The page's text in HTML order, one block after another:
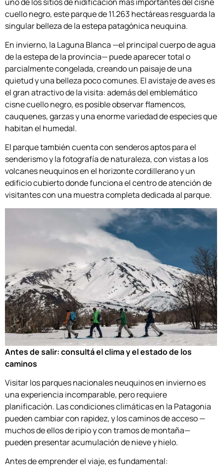
cuello negro, este parque de 11.263 hectáreas resguarda la
singular belleza de la estepa patagónica neuquina.
En invierno, la Laguna Blanca —el principal cuerpo de agua
de la estepa de la provincia— puede aparecer total o
parcialmente congelada, creando un paisaje de una
quietud y una belleza poco comunes. El avistaje de aves es
el gran atractivo de la visita: además del emblemático
cisne cuello negro, es posible observar flamencos,
cauquenes, garzas y una enorme variedad de especies que
habitan el humedal.
El parque también cuenta con senderos aptos para el
senderismo y la fotografía de naturaleza, con vistas a los
volcanes neuquinos en el horizonte cordillerano y un
edificio cubierto donde funciona el centro de atención de
visitantes con una muestra completa dedicada al parque.
Antes de salir: consultá el clima y el estado de los
caminos
Visitar los parques nacionales neuquinos en invierno es
una experiencia incomparable, pero requiere
planificación. Las condiciones climáticas en la Patagonia
pueden cambiar con rapidez, y los caminos de acceso —
muchos de ellos de ripio y con tramos de montaña—
pueden presentar acumulación de nieve y hielo.
Antes de emprender el viaje, es fundamental: